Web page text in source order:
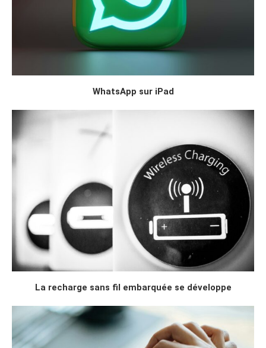
WhatsApp sur iPad
La recharge sans fil embarquée se développe